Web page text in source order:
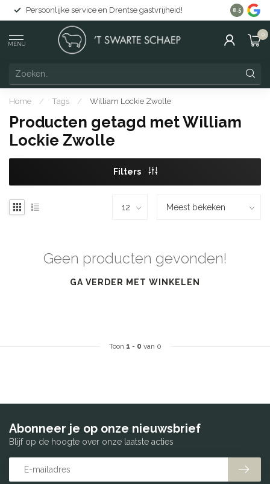
Persoonlijke service en Drentse gastvrijheid! Gratis
8.5
MENU
0
Home / Tags / William Lockie Zwolle
Producten getagd met William
Lockie Zwolle
Filters
Geen producten gevonden!
GA VERDER MET WINKELEN
Toon 1 - 0 van 0
Abonneer je op onze nieuwsbrief
Blijf op de hoogte over onze laatste acties